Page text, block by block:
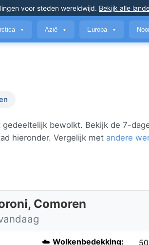
voor steden wereldwijd. Bekijk alle
▼ Azië ▼ Europa ▼
gedeeltelijk bewolkt. Bekijk de 7-
hieronder. Vergelijk met andere
Comoren
☁️ Wolkenbedekking: